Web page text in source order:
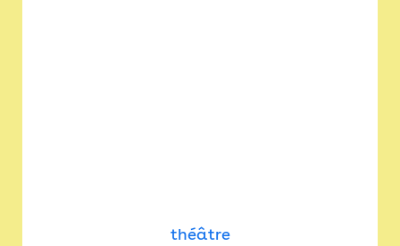
théâtre